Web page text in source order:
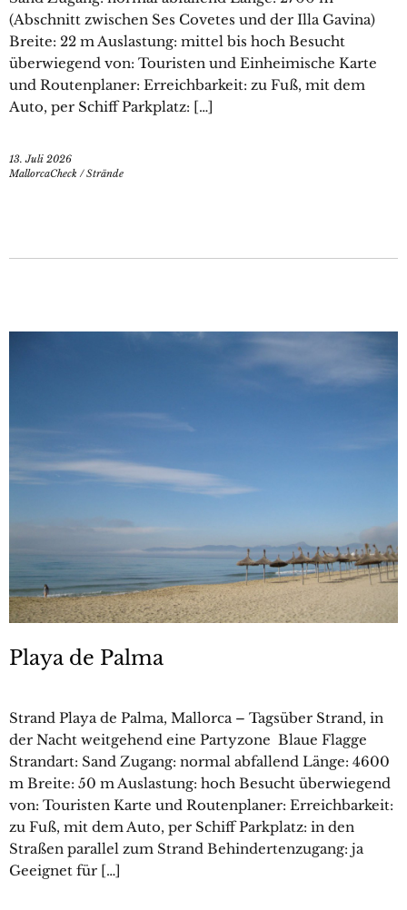
(Abschnitt zwischen Ses Covetes und der Illa Gavina)
Breite: 22 m Auslastung: mittel bis hoch Besucht
überwiegend von: Touristen und Einheimische Karte
und Routenplaner: Erreichbarkeit: zu Fuß, mit dem
Auto, per Schiff Parkplatz: […]
13. Juli 2026
MallorcaCheck /Strände
Playa de Palma
Strand Playa de Palma, Mallorca – Tagsüber Strand, in
der Nacht weitgehend eine Partyzone Blaue Flagge
Strandart: Sand Zugang: normal abfallend Länge: 4600
m Breite: 50 m Auslastung: hoch Besucht überwiegend
von: Touristen Karte und Routenplaner: Erreichbarkeit:
zu Fuß, mit dem Auto, per Schiff Parkplatz: in den
Straßen parallel zum Strand Behindertenzugang: ja
Geeignet für […]